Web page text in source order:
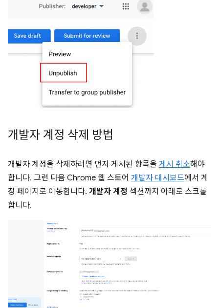
개발자 계정 삭제 방법
개발자 계정을 삭제하려면 먼저 게시된 항목을 게시 취소해야
합니다. 그런 다음 Chrome 웹 스토어 개발자 대시보드에서 계
정 페이지로 이동합니다. 개발자 계정 섹션까지 아래로 스크롤
합니다.